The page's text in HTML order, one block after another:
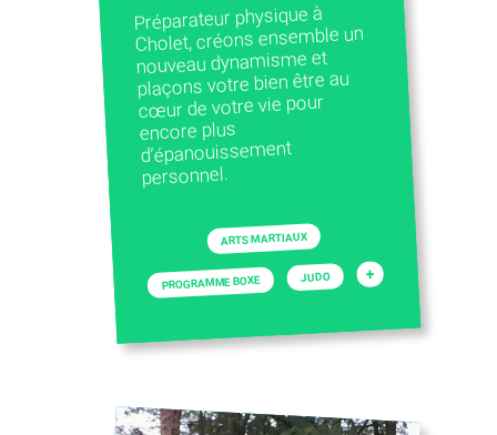
Préparateur physique à
Cholet, créons ensemble un
nouveau dynamisme et
plaçons votre bien être au
cœur de votre vie pour
encore plus
d’épanouissement
personnel.
ARTS MARTIAUX
PROGRAMME BOXE JUDO +